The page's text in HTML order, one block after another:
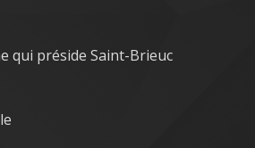
qui préside Saint-Brieuc